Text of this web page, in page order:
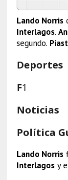
Lando Norris
Interlagos.
segundo.
Deportes
F1
Noticias
Política
Lando Norris
Interlagos y